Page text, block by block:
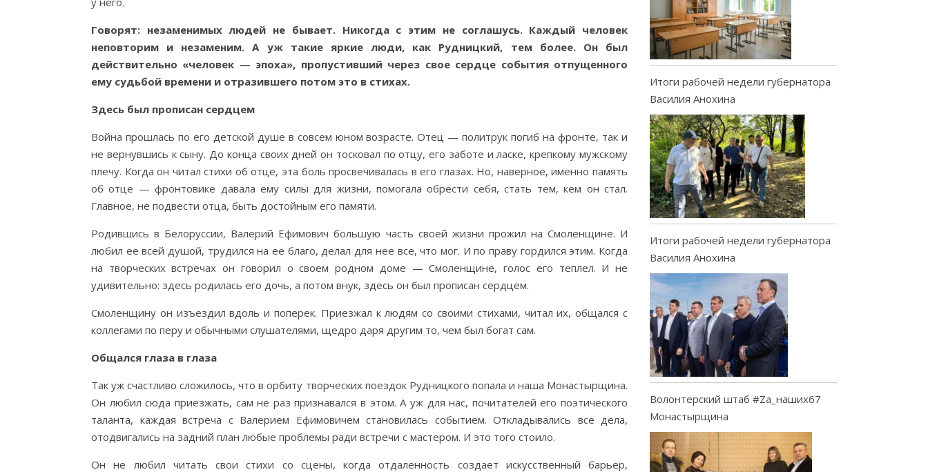
Говорят: незаменимых людей не бывает. Никогда с этим не соглашусь. Каждый человек
неповторим и незаменим. А уж такие яркие люди, как Рудницкий, тем более. Он был
действительно «человек — эпоха», пропустивший через свое сердце события отпущенного
ему судьбой времени и отразившего потом это в стихах.
Здесь был прописан сердцем
Война прошлась по его детской душе в совсем юном возрасте. Отец — политрук погиб на фронте, так и
не вернувшись к сыну. До конца своих дней он тосковал по отцу, его заботе и ласке, крепкому мужскому
плечу. Когда он читал стихи об отце, эта боль просвечивалась в его глазах. Но, наверное, именно память
об отце — фронтовике давала ему силы для жизни, помогала обрести себя, стать тем, кем он стал.
Главное, не подвести отца, быть достойным его памяти.
Родившись в Белоруссии, Валерий Ефимович большую часть своей жизни прожил на Смоленщине. И
любил ее всей душой, трудился на ее благо, делал для нее все, что мог. И по праву гордился этим. Когда
на творческих встречах он говорил о своем родном доме — Смоленщине, голос его теплел. И не
удивительно: здесь родилась его дочь, а потом внук, здесь он был прописан сердцем.
Смоленщину он изъездил вдоль и поперек. Приезжал к людям со своими стихами, читал их, общался с
коллегами по перу и обычными слушателями, щедро даря другим то, чем был богат сам.
Общался глаза в глаза
Так уж счастливо сложилось, что в орбиту творческих поездок Рудницкого попала и наша Монастырщина.
Он любил сюда приезжать, сам не раз признавался в этом. А уж для нас, почитателей его поэтического
таланта, каждая встреча с Валерием Ефимовичем становилась событием. Откладывались все дела,
отодвигались на задний план любые проблемы ради встречи с мастером. И это того стоило.
Он не любил читать свои стихи со сцены, когда отдаленность создает искусственный барьер,
Итоги рабочей недели губернатора
Василия Анохина
Итоги рабочей недели губернатора
Василия Анохина
Волонтерский штаб #Za_наших67
Монастырщина